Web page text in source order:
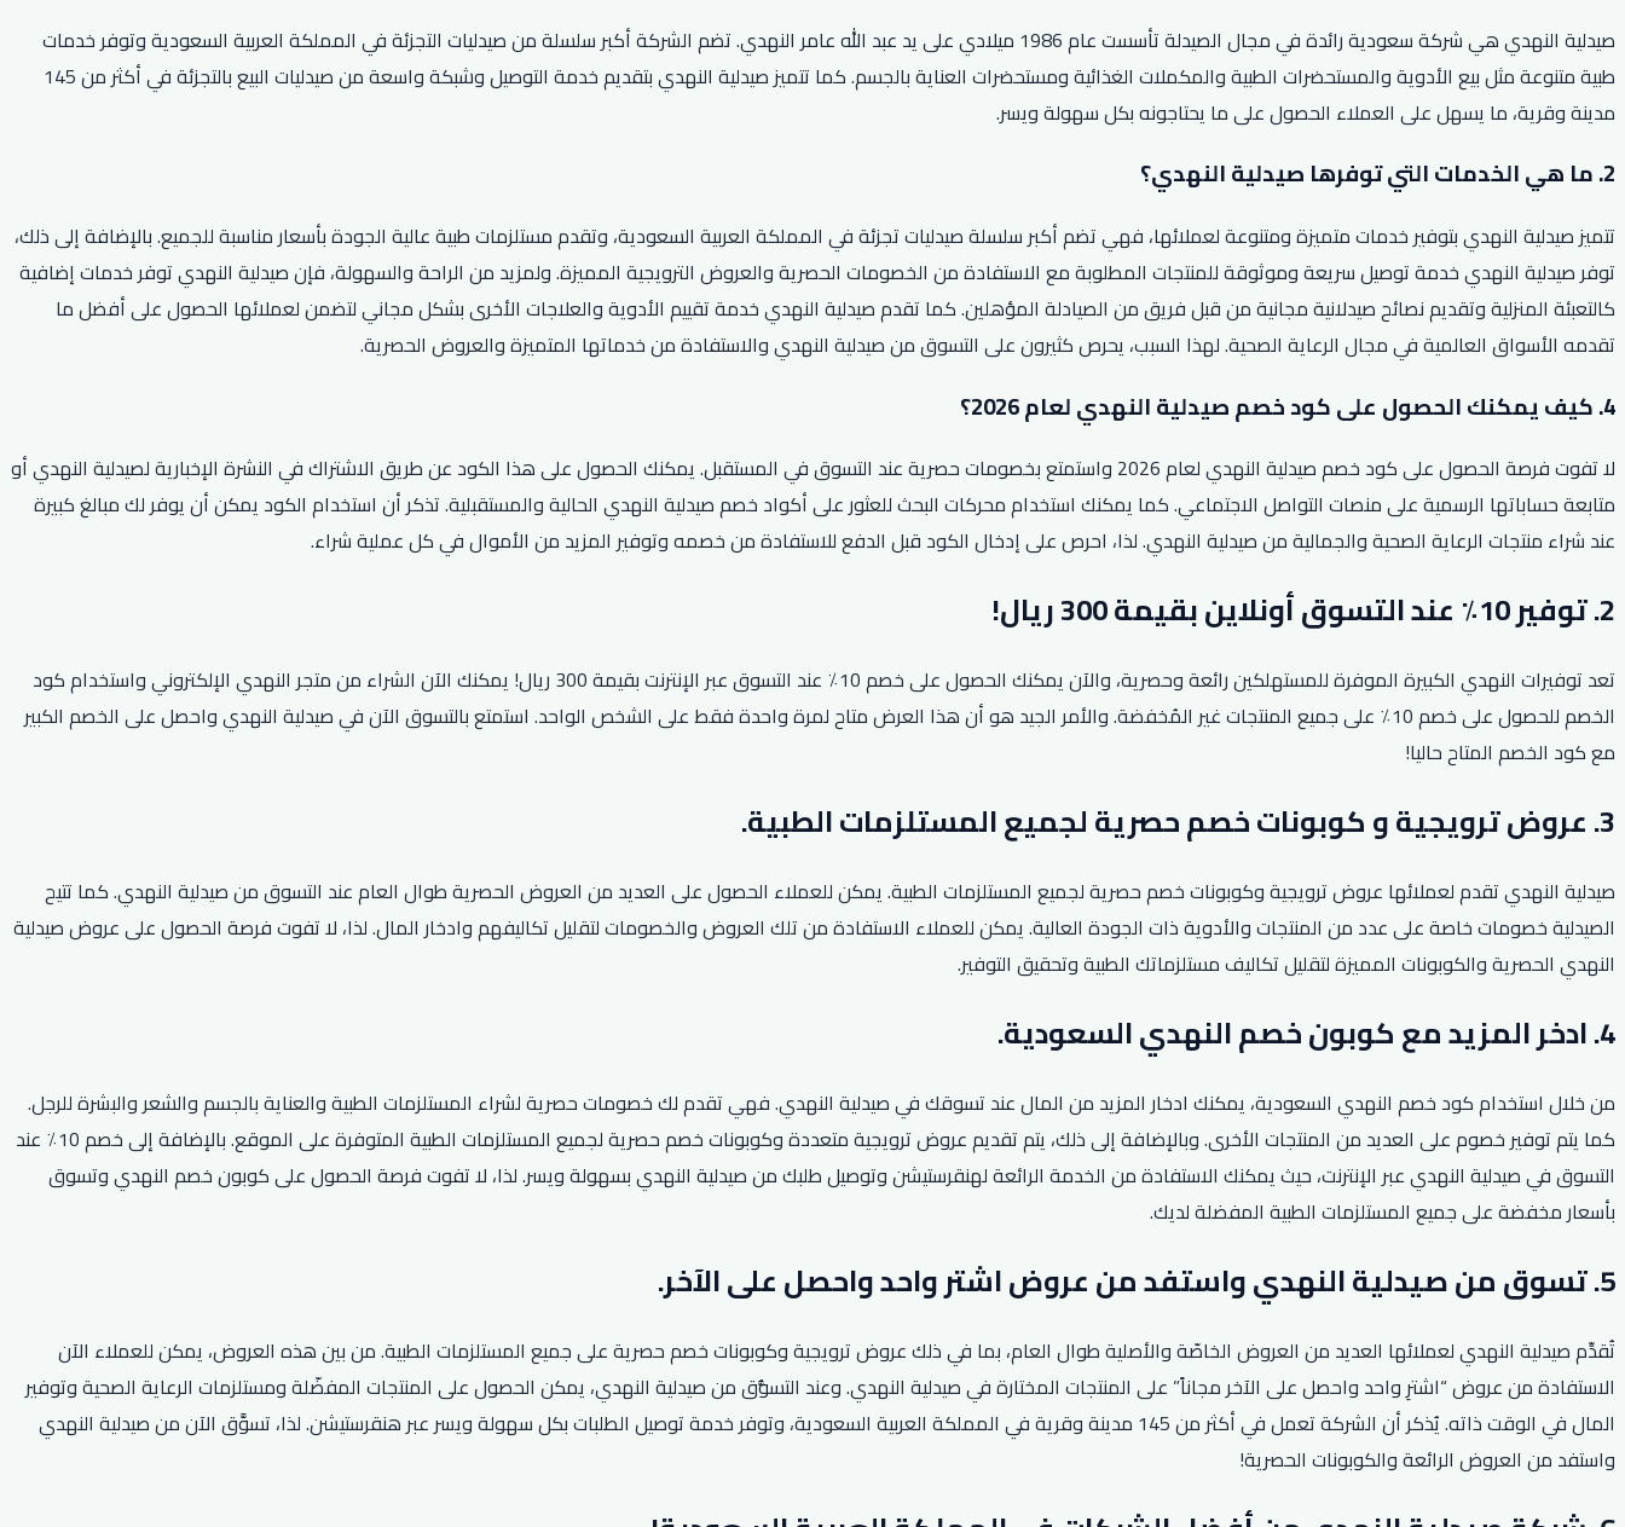
صيدلية النهدي هي شركة سعودية رائدة في مجال الصيدلة تأسست عام 1986 ميلادي على يد عبد الله عامر النهدي. تضم الشركة أكبر سلسلة من صيدليات التجزئة في المملكة العربية السعودية وتوفر خدمات
طبية متنوعة مثل بيع الأدوية والمستحضرات الطبية والمكملات الغذائية ومستحضرات العناية بالجسم. كما تتميز صيدلية النهدي بتقديم خدمة التوصيل وشبكة واسعة من صيدليات البيع بالتجزئة في أكثر من 145
مدينة وقرية، ما يسهل على العملاء الحصول على ما يحتاجونه بكل سهولة ويسر.
2. ما هي الخدمات التي توفرها صيدلية النهدي؟
تتميز صيدلية النهدي بتوفير خدمات متميزة ومتنوعة لعملائها، فهي تضم أكبر سلسلة صيدليات تجزئة في المملكة العربية السعودية، وتقدم مستلزمات طبية عالية الجودة بأسعار مناسبة للجميع. بالإضافة إلى ذلك،
توفر صيدلية النهدي خدمة توصيل سريعة وموثوقة للمنتجات المطلوبة مع الاستفادة من الخصومات الحصرية والعروض الترويجية المميزة. ولمزيد من الراحة والسهولة، فإن صيدلية النهدي توفر خدمات إضافية
كالتعبئة المنزلية وتقديم نصائح صيدلانية مجانية من قبل فريق من الصيادلة المؤهلين. كما تقدم صيدلية النهدي خدمة تقييم الأدوية والعلاجات الأخرى بشكل مجاني لتضمن لعملائها الحصول على أفضل ما
تقدمه الأسواق العالمية في مجال الرعاية الصحية. لهذا السبب، يحرص كثيرون على التسوق من صيدلية النهدي والاستفادة من خدماتها المتميزة والعروض الحصرية.
4. كيف يمكنك الحصول على كود خصم صيدلية النهدي لعام 2026؟
لا تفوت فرصة الحصول على كود خصم صيدلية النهدي لعام 2026 واستمتع بخصومات حصرية عند التسوق في المستقبل. يمكنك الحصول على هذا الكود عن طريق الاشتراك في النشرة الإخبارية لصيدلية النهدي أو
متابعة حساباتها الرسمية على منصات التواصل الاجتماعي. كما يمكنك استخدام محركات البحث للعثور على أكواد خصم صيدلية النهدي الحالية والمستقبلية. تذكر أن استخدام الكود يمكن أن يوفر لك مبالغ كبيرة
عند شراء منتجات الرعاية الصحية والجمالية من صيدلية النهدي. لذا، احرص على إدخال الكود قبل الدفع للاستفادة من خصمه وتوفير المزيد من الأموال في كل عملية شراء.
2. توفير 10٪ عند التسوق أونلاين بقيمة 300 ريال!
تعد توفيرات النهدي الكبيرة الموفرة للمستهلكين رائعة وحصرية، والآن يمكنك الحصول على خصم 10٪ عند التسوق عبر الإنترنت بقيمة 300 ريال! يمكنك الآن الشراء من متجر النهدي الإلكتروني واستخدام كود
الخصم للحصول على خصم 10٪ على جميع المنتجات غير المُخفضة. والأمر الجيد هو أن هذا العرض متاح لمرة واحدة فقط على الشخص الواحد. استمتع بالتسوق الآن في صيدلية النهدي واحصل على الخصم الكبير
مع كود الخصم المتاح حاليا!
3. عروض ترويجية و كوبونات خصم حصرية لجميع المستلزمات الطبية.
صيدلية النهدي تقدم لعملائها عروض ترويجية وكوبونات خصم حصرية لجميع المستلزمات الطبية. يمكن للعملاء الحصول على العديد من العروض الحصرية طوال العام عند التسوق من صيدلية النهدي. كما تتيح
الصيدلية خصومات خاصة على عدد من المنتجات والأدوية ذات الجودة العالية. يمكن للعملاء الاستفادة من تلك العروض والخصومات لتقليل تكاليفهم وادخار المال. لذا، لا تفوت فرصة الحصول على عروض صيدلية
النهدي الحصرية والكوبونات المميزة لتقليل تكاليف مستلزماتك الطبية وتحقيق التوفير.
4. ادخر المزيد مع كوبون خصم النهدي السعودية.
من خلال استخدام كود خصم النهدي السعودية، يمكنك ادخار المزيد من المال عند تسوقك في صيدلية النهدي. فهي تقدم لك خصومات حصرية لشراء المستلزمات الطبية والعناية بالجسم والشعر والبشرة للرجل.
كما يتم توفير خصوم على العديد من المنتجات الأخرى. وبالإضافة إلى ذلك، يتم تقديم عروض ترويجية متعددة وكوبونات خصم حصرية لجميع المستلزمات الطبية المتوفرة على الموقع. بالإضافة إلى خصم 10٪ عند
التسوق في صيدلية النهدي عبر الإنترنت، حيث يمكنك الاستفادة من الخدمة الرائعة لهنقرستيشن وتوصيل طلبك من صيدلية النهدي بسهولة ويسر. لذا، لا تفوت فرصة الحصول على كوبون خصم النهدي وتسوق
بأسعار مخفضة على جميع المستلزمات الطبية المفضلة لديك.
5. تسوق من صيدلية النهدي واستفد من عروض اشتر واحد واحصل على الآخر.
تُقدِّم صيدلية النهدي لعملائها العديد من العروض الخاصّة والأصلية طوال العام، بما في ذلك عروض ترويجية وكوبونات خصم حصرية على جميع المستلزمات الطبية. من بين هذه العروض، يمكن للعملاء الآن
الاستفادة من عروض “اشترِ واحد واحصل على الآخر مجاناً” على المنتجات المختارة في صيدلية النهدي. وعند التسوُّق من صيدلية النهدي، يمكن الحصول على المنتجات المفضّلة ومستلزمات الرعاية الصحية وتوفير
المال في الوقت ذاته. يُذكر أن الشركة تعمل في أكثر من 145 مدينة وقرية في المملكة العربية السعودية، وتوفر خدمة توصيل الطلبات بكل سهولة ويسر عبر هنقرستيشن. لذا، تسوَّق الآن من صيدلية النهدي
واستفد من العروض الرائعة والكوبونات الحصرية!